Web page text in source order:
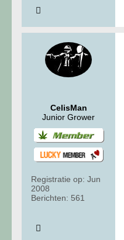
CelisMan
Junior Grower
Registratie op: Jun
2008
Berichten: 561